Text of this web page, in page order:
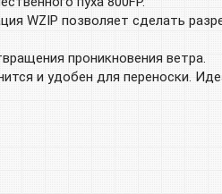
WZIP позволяет сделать
проникновения ветра.
и удобен для переноски.